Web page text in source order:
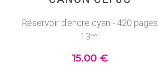
Réservoir d'encre cyan - 420 pages
13ml
15.00 €